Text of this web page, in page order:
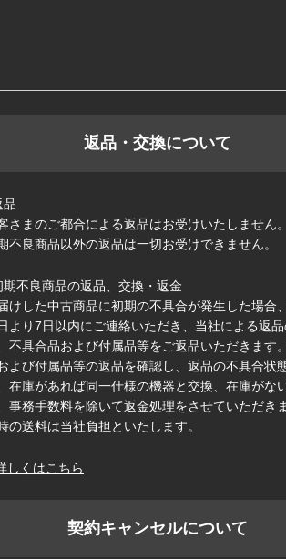
返品・交換について
品
さまのご都合による返品はお受けいたしません。
不良商品以外の返品は一切お受けできません。
期不良商品の返品、交換・返金
けした中古商品に初期の不具合が発生した場合
より7日以内にご連絡いただき、当社による返
不具合品および付属品等をご返品いただきます
よび付属品等の返品を確認し、返品の不具合状
在庫があれば同一仕様の機器と交換、在庫がな
事務手数料を除いて返金処理をさせていただき
の送料は当社負担といたします。
しくはこちら
契約キャンセルについて